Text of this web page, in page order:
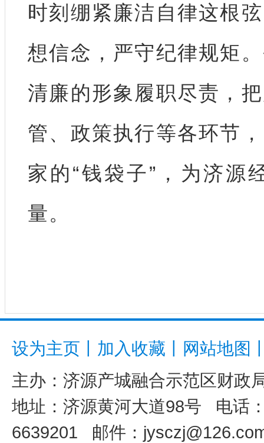
时刻绷紧廉洁自律这根
想信念，严守纪律规矩
清廉的形象履职尽责，
管、政策执行等各环节
家的“钱袋子”，为济源
量。
设为主页 加入收藏 网站地图
主办： 济源产城融合示范区财政
地址：济源黄河大道98号 电话
6639201 邮件：